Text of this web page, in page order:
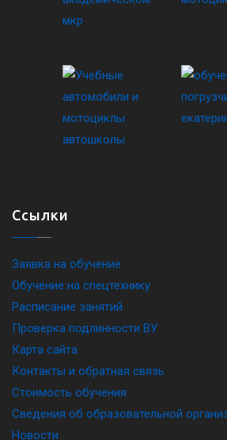
Ссылки
Заявка на обучение
Обучение на спецтехнику
Расписание занятий
Проверка подлинности ВУ
Карта сайта
Контакты и обратная связь
Стоимость обучения
Сведения об образовательной
Новости